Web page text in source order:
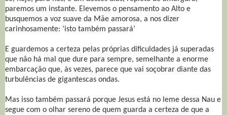
paremos um instante. Elevemos o pensamento ao Alto e
busquemos a voz suave da Mãe amorosa, a nos dizer
carinhosamente: ‘isto também passará’
E guardemos a certeza pelas próprias dificuldades já superadas
que não há mal que dure para sempre, semelhante a enorme
embarcação que, às vezes, parece que vai soçobrar diante das
turbulências de gigantescas ondas.
Mas isso também passará porque Jesus está no leme dessa Nau e
segue com o olhar sereno de quem guarda a certeza de que a